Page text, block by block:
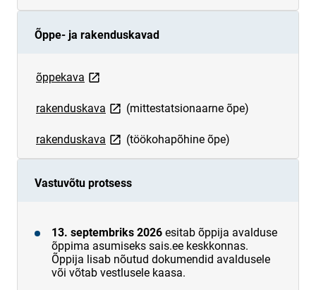
Õppe- ja rakenduskavad
õppekava link opens on new page
rakenduskava link opens on new page
(mittestatsionaarne õpe)
rakenduskava link opens on new page
(töökohapõhine õpe)
Vastuvõtu protsess
13. septembriks 2026 esitab õppija avalduse
õppima asumiseks sais.ee keskkonnas.
Õppija lisab nõutud dokumendid avaldusele
või võtab vestlusele kaasa.